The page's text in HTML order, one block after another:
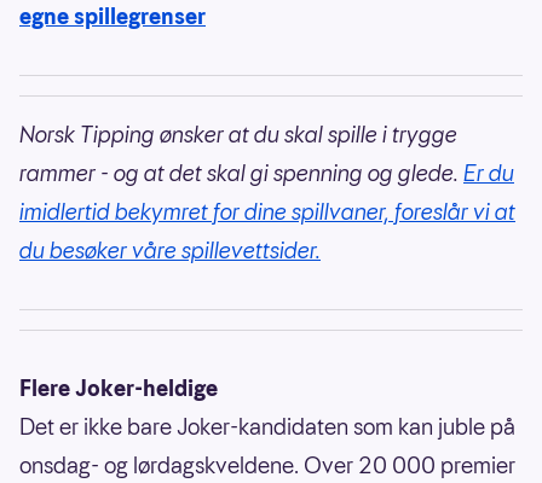
egne spillegrenser
Norsk Tipping ønsker at du skal spille i trygge
rammer - og at det skal gi spenning og glede. Er du
imidlertid bekymret for dine spillvaner, foreslår vi at
du besøker våre spillevettsider.
Flere Joker-heldige
Det er ikke bare Joker-kandidaten som kan juble på
onsdag- og lørdagskveldene. Over 20 000 premier